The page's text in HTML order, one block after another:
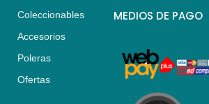
Coleccionables
Accesorios
Poleras
Ofertas
s
p
a
a
m
b
k
MEDIOS DE PAGO